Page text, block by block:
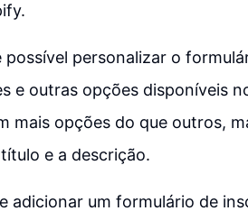
possível personalizar o
e outras opções disponíveis
mais opções do que outros,
e a descrição.
adicionar um formulário de